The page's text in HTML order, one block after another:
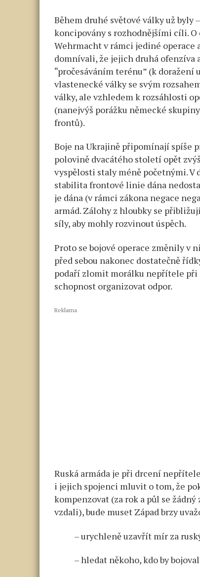
Během druhé světové války už
koncipovány s rozhodnějšími cíli.
Wehrmacht v rámci jediné operace
domnívali, že jejich druhá ofenzíva
“pročesáváním terénu” (k
vlastenecké války se svým
války, ale vzhledem k rozsáhlosti
(nanejvýš porážku německé
frontů).
Boje na Ukrajině připomínají spíše
polovině dvacátého století opět
vyspělosti staly méně početnými.
stabilita frontové linie dána
je dána (v rámci zákona negace
armád. Zálohy z hloubky se
síly, aby mohly rozvinout úspěch.
Proto se bojové operace změnily v
před sebou nakonec dostatečně
podaří zlomit morálku nepřítele
schopnost organizovat odpor.
Reklama
Ruská armáda je při drcení
i jejich spojenci mluvit o tom, že
kompenzovat (za rok a půl se
vzdali), bude muset Západ brzy
– urychleně uzavřít mír za
– hledat někoho, kdo by